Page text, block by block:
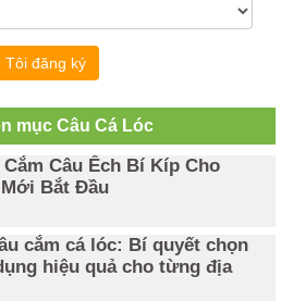
Tôi đăng ký
mục Câu Cá Lóc
Cắm Câu Ếch Bí Kíp Cho
Bắt Đầu
cắm cá lóc: Bí quyết chọn
hiệu quả cho từng địa